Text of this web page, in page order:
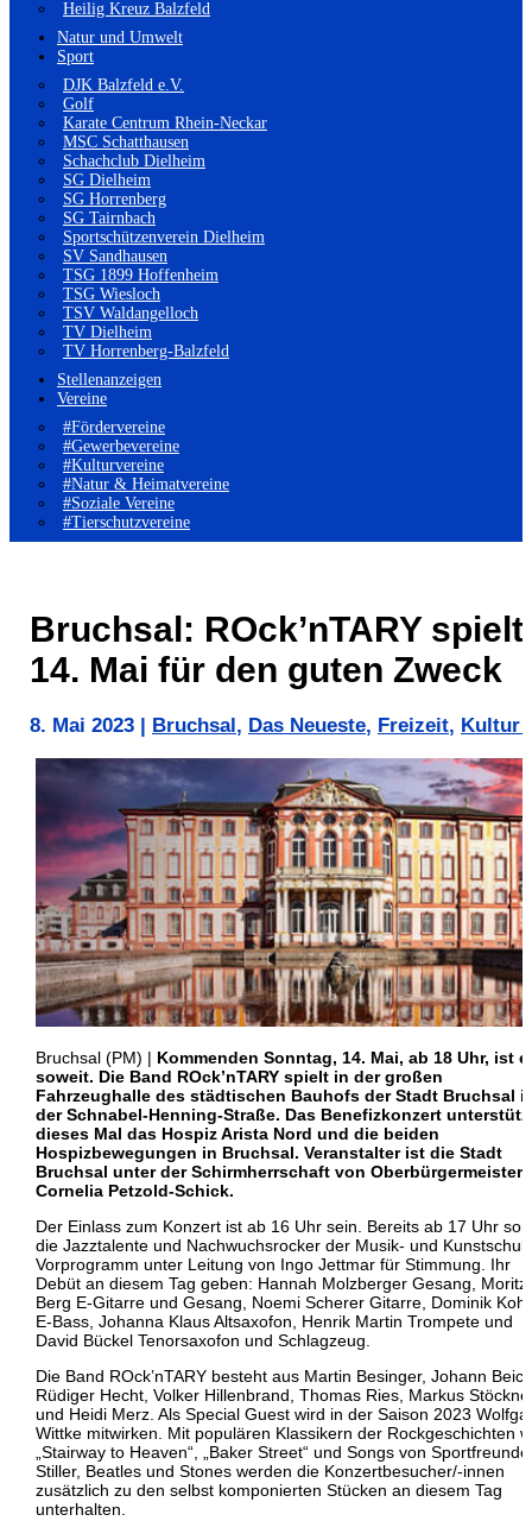
Heilig Kreuz Balzfeld
Natur und Umwelt
Sport
DJK Balzfeld e.V.
Golf
Karate Centrum Rhein-Neckar
MSC Schatthausen
Schachclub Dielheim
SG Dielheim
SG Horrenberg
SG Tairnbach
Sportschützenverein Dielheim
SV Sandhausen
TSG 1899 Hoffenheim
TSG Wiesloch
TSV Waldangelloch
TV Dielheim
TV Horrenberg-Balzfeld
Stellenanzeigen
Vereine
#Fördervereine
#Gewerbevereine
#Kulturvereine
#Natur & Heimatvereine
#Soziale Vereine
#Tierschutzvereine
Bruchsal: ROck’nTARY
14. Mai für den guten Zweck
8. Mai 2023 Bruchsal , Das Neueste, Freizeit, Kultur
Bruchsal (PM) | Kommenden Sonntag, 14. Mai, ab 18 Uhr, ist
soweit. Die Band ROck’nTARY spielt in der großen
Fahrzeughalle des städtischen Bauhofs der Stadt Bruchsal
der Schnabel-Henning-Straße. Das Benefizkonzert
dieses Mal das Hospiz Arista Nord und die beiden
Hospizbewegungen in Bruchsal. Veranstalter ist die Stadt
Bruchsal unter der Schirmherrschaft von
Cornelia Petzold-Schick.
Der Einlass zum Konzert ist ab 16 Uhr sein. Bereits ab 17 Uhr
die Jazztalente und Nachwuchsrocker der Musik- und
Vorprogramm unter Leitung von Ingo Jettmar für Stimmung. Ihr
Debüt an diesem Tag geben: Hannah Molzberger Gesang, Moritz
Berg E-Gitarre und Gesang, Noemi Scherer Gitarre, Dominik
E-Bass, Johanna Klaus Altsaxofon, Henrik Martin Trompete und
David Bückel Tenorsaxofon und Schlagzeug.
Die Band ROck’nTARY besteht aus Martin Besinger, Johann
Rüdiger Hecht, Volker Hillenbrand, Thomas Ries, Markus
und Heidi Merz. Als Special Guest wird in der Saison 2023
Wittke mitwirken. Mit populären Klassikern der Rockgeschichten
„Stairway to Heaven“, „Baker Street“ und Songs von Sportfreunde
Stiller, Beatles und Stones werden die Konzertbesucher/-innen
zusätzlich zu den selbst komponierten Stücken an diesem Tag
unterhalten.